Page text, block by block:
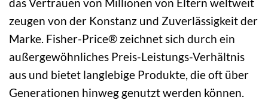
zeugen von der Konstanz und Zuverlässigkeit der
Marke. Fisher-Price® zeichnet sich durch ein
außergewöhnliches Preis-Leistungs-Verhältnis
aus und bietet langlebige Produkte, die oft über
Generationen hinweg genutzt werden können.